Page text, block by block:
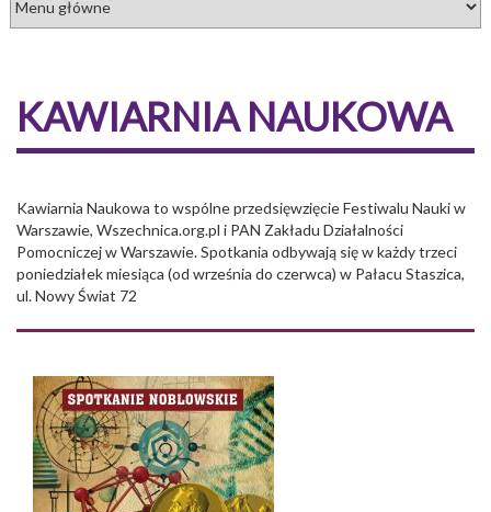
KAWIARNIA NAUKOWA
Kawiarnia Naukowa to wspólne przedsięwzięcie Festiwalu Nauki w
Warszawie, Wszechnica.org.pl i PAN Zakładu Działalności
Pomocniczej w Warszawie. Spotkania odbywają się w każdy trzeci
poniedziałek miesiąca (od września do czerwca) w Pałacu Staszica,
ul. Nowy Świat 72